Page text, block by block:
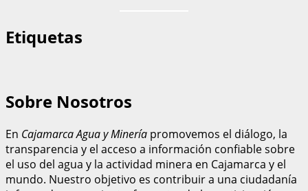
Etiquetas
Sobre Nosotros
En Cajamarca Agua y Minería promovemos el diálogo, la
transparencia y el acceso a información confiable sobre
el uso del agua y la actividad minera en Cajamarca y el
mundo. Nuestro objetivo es contribuir a una ciudadanía